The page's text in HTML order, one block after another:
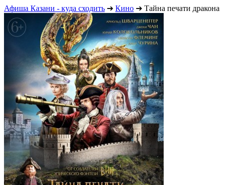
Афиша Казани - куда сходить ➔ Кино ➔ Тайна печати дракона